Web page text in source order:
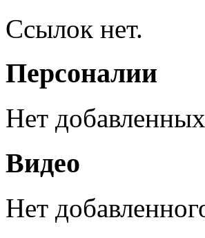
Ссылок нет.
Персоналии
Нет
Видео
Нет